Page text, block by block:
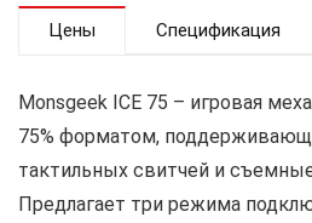
Цены Спецификация
Monsgeek ICE 75 – игровая
75% форматом,
тактильных свитчей и
Предлагает три режима